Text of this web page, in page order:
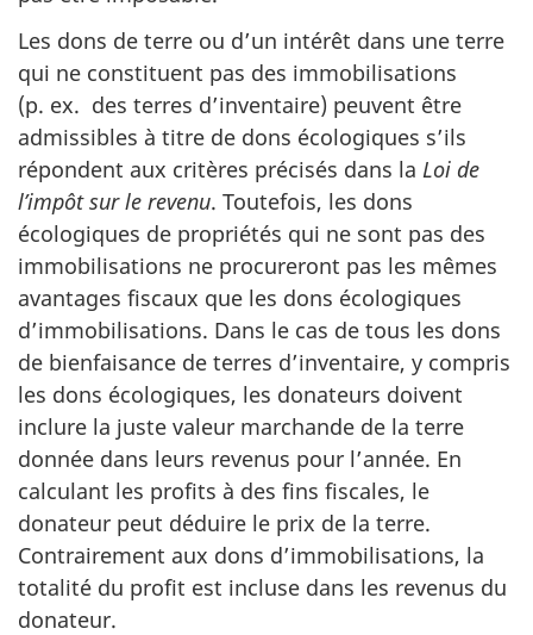
Les dons de terre ou d’un intérêt dans une terre
qui ne constituent pas des immobilisations
(p. ex. des terres d’inventaire) peuvent être
admissibles à titre de dons écologiques s’ils
répondent aux critères précisés dans la Loi de
l’impôt sur le revenu. Toutefois, les dons
écologiques de propriétés qui ne sont pas des
immobilisations ne procureront pas les mêmes
avantages fiscaux que les dons écologiques
d’immobilisations. Dans le cas de tous les dons
de bienfaisance de terres d’inventaire, y compris
les dons écologiques, les donateurs doivent
inclure la juste valeur marchande de la terre
donnée dans leurs revenus pour l’année. En
calculant les profits à des fins fiscales, le
donateur peut déduire le prix de la terre.
Contrairement aux dons d’immobilisations, la
totalité du profit est incluse dans les revenus du
donateur.